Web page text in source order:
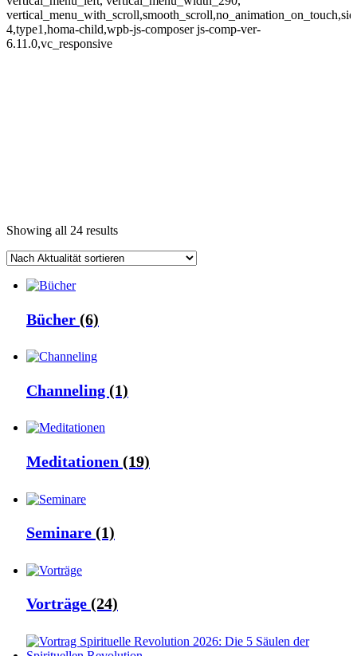
4,type1,homa-child,wpb-js-composer js-comp-ver-
6.11.0,vc_responsive
Showing all 24 results
Bücher (6)
Channeling (1)
Meditationen (19)
Seminare (1)
Vorträge (24)